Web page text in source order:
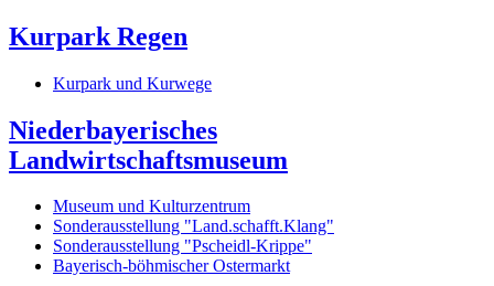
Kurpark Regen
Kurpark und Kurwege
Niederbayerisches
Landwirtschaftsmuseum
Museum und Kulturzentrum
Sonderausstellung "Land.schafft.Klang"
Sonderausstellung "Pscheidl-Krippe"
Bayerisch-böhmischer Ostermarkt